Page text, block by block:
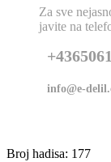
Za sve
javite na
info@e-
Broj hadisa: 177